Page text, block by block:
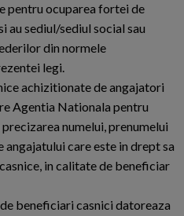
pentru ocuparea fortei de
au sediul/sediul social sau
din normele
legi.
achizitionate de angajatori
Agentia Nationala pentru
numelui, prenumelui
angajatului care este in drept sa
in calitate de beneficiar
beneficiari casnici datoreaza